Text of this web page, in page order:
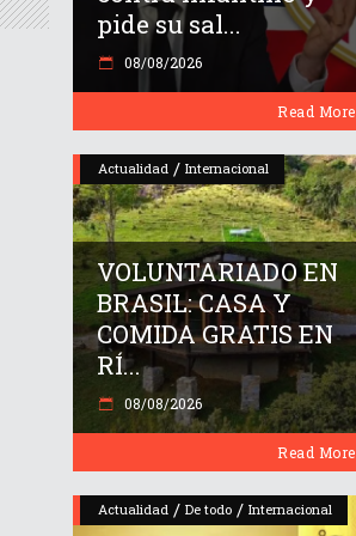
pide su sal...
08/08/2026
Read More
Actualidad / Internacional
VOLUNTARIADO EN
BRASIL: CASA Y
COMIDA GRATIS EN
RÍ...
08/08/2026
Read More
Actualidad / De todo / Internacional